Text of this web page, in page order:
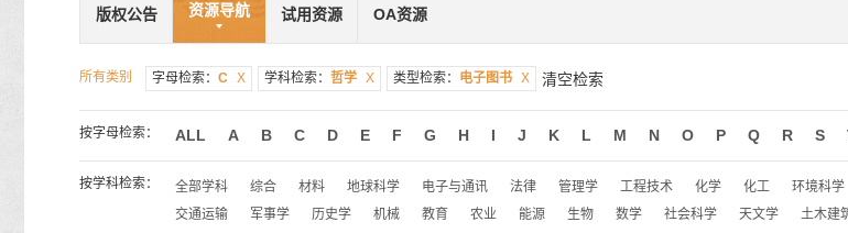
版权公告 资源导航 试用资源 OA资源
所有类别 字母检索： C X 学科检索： 哲学 X 类型检索： 电子图书 X 清空检索
按字母检索： ALL A B C D E F G H I J K L M N O P Q R S
按学科检索： 全部学科 综合 材料 地球科学 电子与通讯 法律 管理学 工程技术 化学 化工 环境科学
交通运输
军事学 历史学 机械 教育 农业 能源 生物 数学 社会科学 天文学 土木建